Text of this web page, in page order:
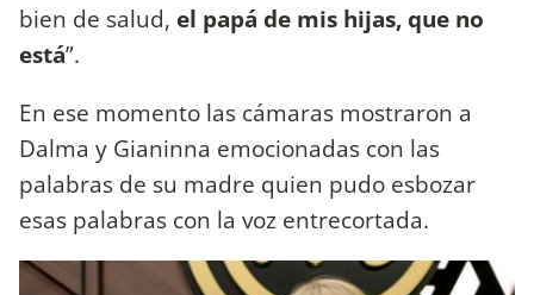
bien de salud, el papá de mis hijas, que no
está”.
En ese momento las cámaras mostraron a
Dalma y Gianinna emocionadas con las
palabras de su madre quien pudo esbozar
esas palabras con la voz entrecortada.